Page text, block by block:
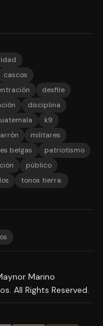
cascos
desfile
disciplina
k9
militares
belgas
patriotismo
público
tonos tierra.
Marino
All Rights Reserved.